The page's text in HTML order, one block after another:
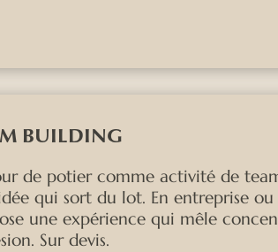
BUILDING
de potier comme activité de
qui sort du lot. En entreprise
une expérience qui mêle
Sur devis.